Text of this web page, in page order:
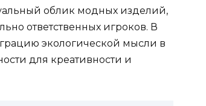
облик модных изделий,
ответственных игроков. В
экологической мысли в
для креативности и